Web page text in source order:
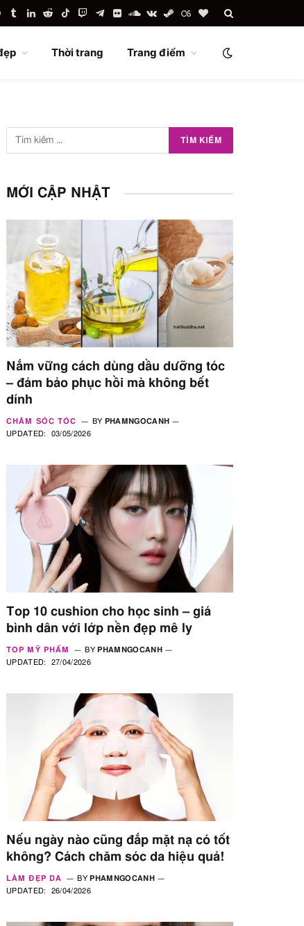
TumblrLinkedIn
RedditTikTokTwitchTelegram
FlickrSoundCloud
VKontakte
SteamLast.fmBlogLovin
Thời trang Trang điểm
MỚI CẬP NHẬT
Nắm vững cách dùng dầu dưỡng tóc
– đảm bảo phục hồi mà không bết
dính
CHĂM SÓC TÓC BY PHAMNGOCANH
UPDATED:
03/05/2026
Top 10 cushion cho học sinh – giá
bình dân với lớp nền đẹp mê ly
TOP MỸ PHẨM BY PHAMNGOCANH
UPDATED:
27/04/2026
Nếu ngày nào cũng đắp mặt nạ có tốt
không? Cách chăm sóc da hiệu quả!
LÀM ĐẸP DA BY PHAMNGOCANH
UPDATED:
26/04/2026